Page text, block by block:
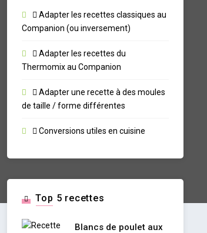
Adapter les recettes classiques au
Companion (ou inversement)
Adapter les recettes du
Thermomix au Companion
Adapter une recette à des moules
de taille / forme différentes
Conversions utiles en cuisine
Top 5 recettes
Blancs de poulet aux